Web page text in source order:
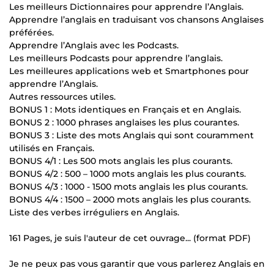
Les meilleurs Dictionnaires pour apprendre l’Anglais.
Apprendre l’anglais en traduisant vos chansons Anglaises
préférées.
Apprendre l’Anglais avec les Podcasts.
Les meilleurs Podcasts pour apprendre l’anglais.
Les meilleures applications web et Smartphones pour
apprendre l’Anglais.
Autres ressources utiles.
BONUS 1 : Mots identiques en Français et en Anglais.
BONUS 2 : 1000 phrases anglaises les plus courantes.
BONUS 3 : Liste des mots Anglais qui sont couramment
utilisés en Français.
BONUS 4/1 : Les 500 mots anglais les plus courants.
BONUS 4/2 : 500 – 1000 mots anglais les plus courants.
BONUS 4/3 : 1000 - 1500 mots anglais les plus courants.
BONUS 4/4 : 1500 – 2000 mots anglais les plus courants.
Liste des verbes irréguliers en Anglais.
161 Pages, je suis l'auteur de cet ouvrage... (format PDF)
Je ne peux pas vous garantir que vous parlerez Anglais en